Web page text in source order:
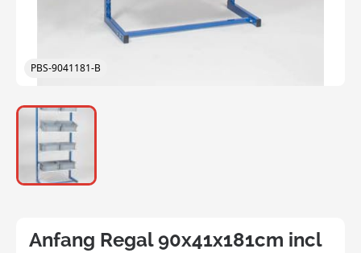
PBS-9041181-B
Anfang Regal 90x41x181cm incl